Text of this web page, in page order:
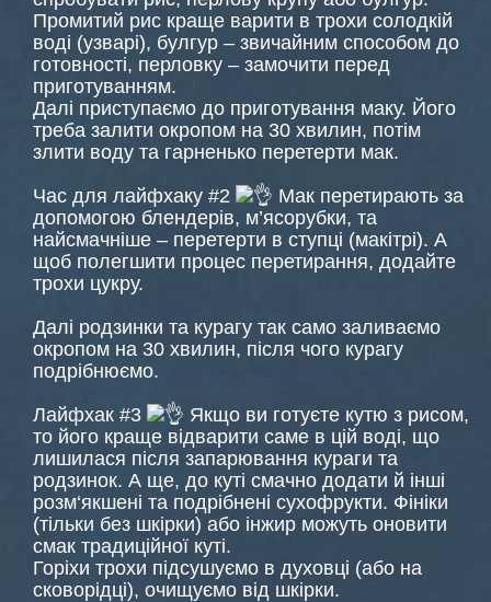
Промитий рис краще варити в трохи солодкій
воді (узварі), булгур – звичайним способом до
готовності, перловку – замочити перед
приготуванням.
Далі приступаємо до приготування маку. Його
треба залити окропом на 30 хвилин, потім
злити воду та гарненько перетерти мак.
Час для лайфхаку #2
Мак перетирають за
допомогою блендерів, м’ясорубки, та
найсмачніше – перетерти в ступці (макітрі). А
щоб полегшити процес перетирання, додайте
трохи цукру.
Далі родзинки та курагу так само заливаємо
окропом на 30 хвилин, після чого курагу
подрібнюємо.
Лайфхак #3
Якщо ви готуєте кутю з рисом,
то його краще відварити саме в цій воді, що
лишилася після запарювання кураги та
родзинок. А ще, до куті смачно додати й інші
розм‘якшені та подрібнені сухофрукти. Фініки
(тільки без шкірки) або інжир можуть оновити
смак традиційної куті.
Горіхи трохи підсушуємо в духовці (або на
сковорідці), очищуємо від шкірки.